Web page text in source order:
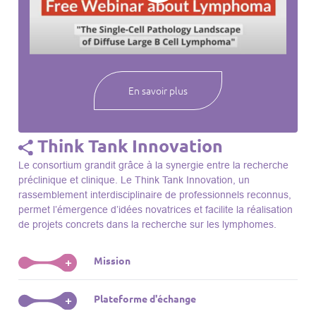
webinaires à venir, des séances précédentes et joignez-vous
notre compréhension des lymphomes et des maladies
En savoir plus
Think Tank Innovation
Le consortium grandit grâce à la synergie entre la recherche
préclinique et clinique. Le Think Tank Innovation, un
rassemblement interdisciplinaire de professionnels reconnus,
permet l’émergence d’idées novatrices et facilite la réalisation
de projets concrets dans la recherche sur les lymphomes.
+ Mission
Le Think Tank initie des projets, façonne des initiatives de
R&D, identifie des porteurs et promeut l’unité parmi les
+ Plateforme d'échange